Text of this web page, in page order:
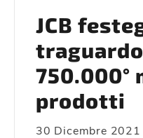
JCB
750.000°
prodotti
30 Dicembre 2021